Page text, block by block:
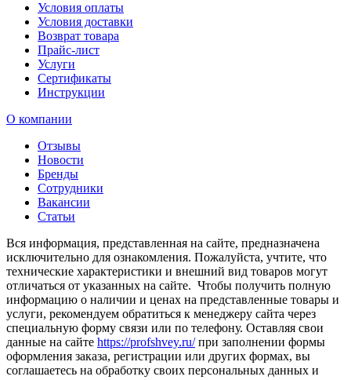
Условия оплаты
Условия доставки
Возврат товара
Прайс-лист
Услуги
Сертификаты
Инструкции
О компании
Отзывы
Новости
Бренды
Сотрудники
Вакансии
Статьи
Вся информация, представленная на сайте, предназначена
исключительно для ознакомления. Пожалуйста, учтите, что
технические характеристики и внешний вид товаров могут
отличаться от указанных на сайте. Чтобы получить полную
информацию о наличии и ценах на представленные товары и
услуги, рекомендуем обратиться к менеджеру сайта через
специальную форму связи или по телефону. Оставляя свои
данные на сайте https://profshvey.ru/при заполнении формы
оформления заказа, регистрации или других формах, вы
соглашаетесь на обработку своих персональных данных и